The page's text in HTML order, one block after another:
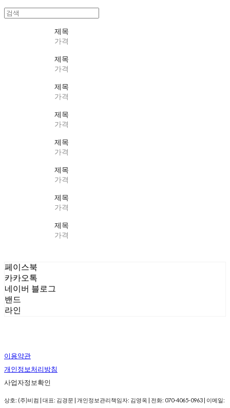
제목
가격
제목
가격
제목
가격
제목
가격
제목
가격
제목
가격
제목
가격
제목
가격
페이스북
카카오톡
네이버 블로그
밴드
라인
이용약관
개인정보처리방침
사업자정보확인
상호: (주)비컴 | 대표: 김경문 | 개인정보관리책임자: 김영옥 | 전화: 070-4065-0963 | 이메일: